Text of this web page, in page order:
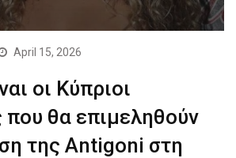
April 15, 2026
οι Κύπριοι
που θα επιμεληθούν
της Antigoni στη